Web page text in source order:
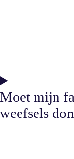
Moet mijn
weefsels